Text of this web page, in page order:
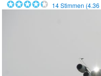
14Stimmen (4.36